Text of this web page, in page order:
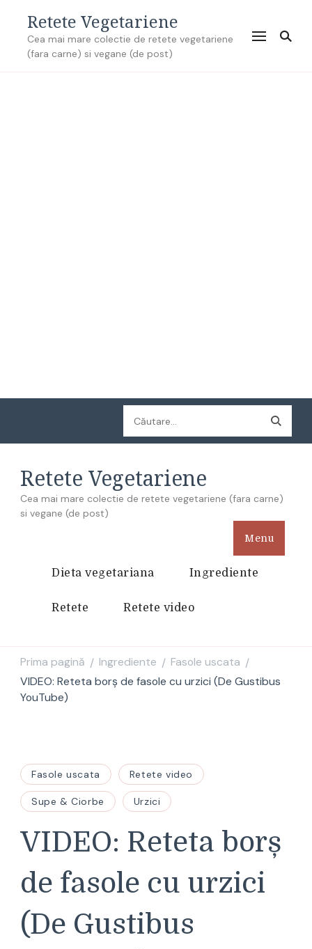
Retete Vegetariene
Cea mai mare colectie de retete vegetariene
(fara carne) si vegane (de post)
Caută
după:
Retete Vegetariene
Cea mai mare colectie de retete vegetariene (fara carne)
si vegane (de post)
Menu
Dieta vegetariana Ingrediente
Retete Retete video
Prima pagină / Ingrediente / Fasole uscata /
VIDEO: Reteta borș de fasole cu urzici (De Gustibus
YouTube)
Fasole uscata Retete video
Supe & Ciorbe Urzici
VIDEO: Reteta borș
de fasole cu urzici
(De Gustibus